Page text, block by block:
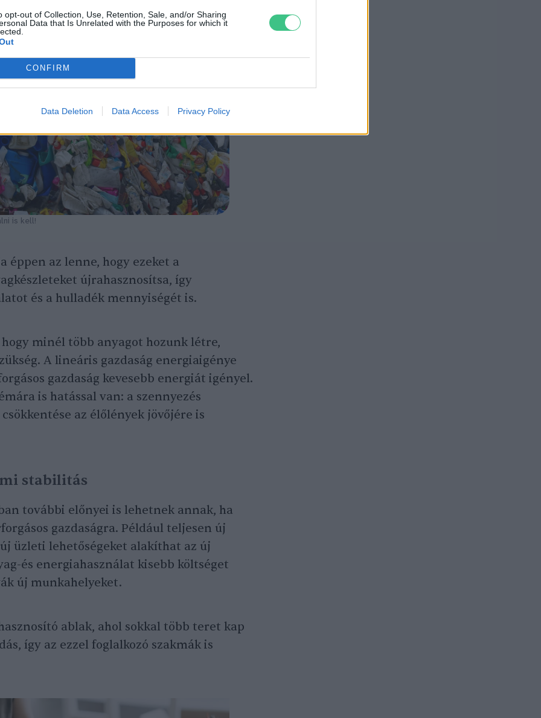
opt-out of Collection, Use, Retention, Sale, and/or Sharing
Data that Is Unrelated with the Purposes for which it
CONFIRM
Data Deletion Data Access Privacy Policy
is kell!
éppen az lenne, hogy ezeket a
újrahasznosítsa, így
és a hulladék mennyiségét is.
minél több anyagot hozunk létre,
A lineáris gazdaság energiaigénye
gazdaság kevesebb energiát igényel.
is hatással van: a szennyezés
az élőlények jövőjére is
stabilitás
további előnyei is lehetnek annak, ha
gazdaságra. Például teljesen új
üzleti lehetőségeket alakíthat az új
és energiahasználat kisebb költséget
új munkahelyeket.
ablak, ahol sokkal több teret kap
így az ezzel foglalkozó szakmák is